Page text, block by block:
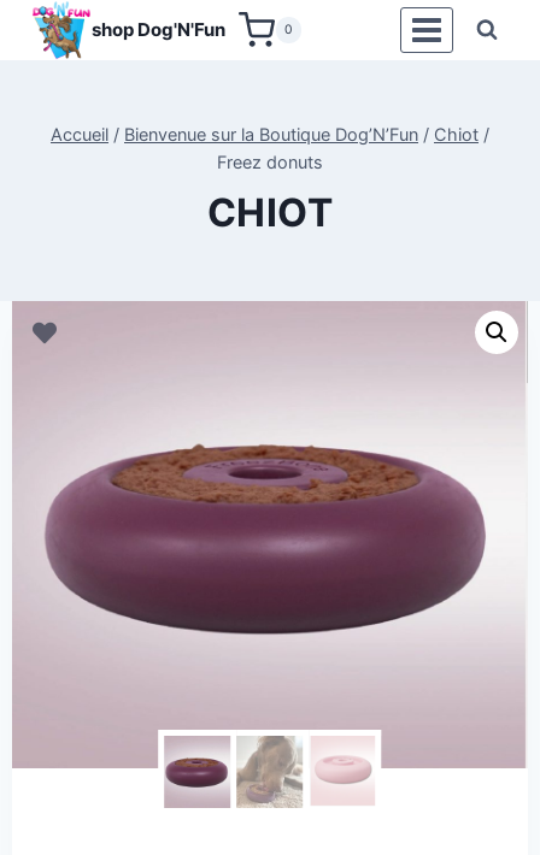
Aller
shop Dog'N'Fun 0
Accueil / Bienvenue sur la Boutique Dog’N’Fun / Chiot /
Freez donuts
CHIOT